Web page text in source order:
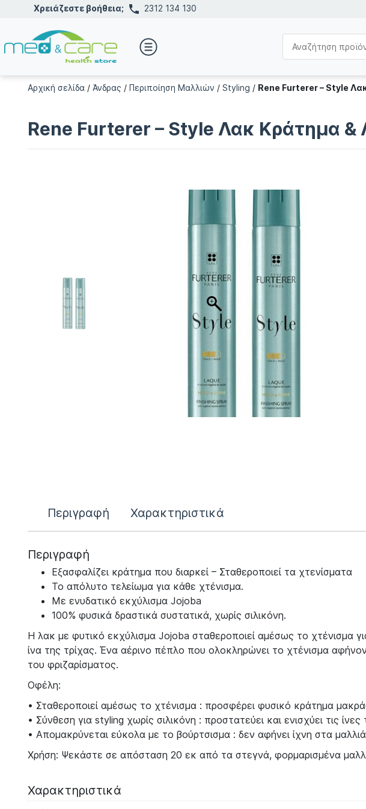
Χρειάζεστε βοήθεια; 2312 134 130
Αρχική σελίδα/ Άνδρας / Περιποίηση Μαλλιών / Styling / Rene Furterer – Style
Rene Furterer – Style Λακ Κράτημα
Περιγραφή Χαρακτηριστικά
Περιγραφή
Εξασφαλίζει κράτημα που διαρκεί – Σταθεροποιεί τα χτενίσματα
Το απόλυτο τελείωμα για κάθε χτένισμα.
Με ενυδατικό εκχύλισμα Jojoba
100% φυσικά δραστικά συστατικά, χωρίς σιλικόνη.
Η λακ με φυτικό εκχύλισμα Jojoba σταθεροποιεί αμέσως το χτένισμα
ίνα της τρίχας. Ένα αέρινο πέπλο που ολοκληρώνει το χτένισμα
του φριζαρίσματος.
Οφέλη:
• Σταθεροποιεί αμέσως το χτένισμα : προσφέρει φυσικό κράτημα
• Σύνθεση για styling χωρίς σιλικόνη : προστατεύει και ενισχύει τις ίνες
• Απομακρύνεται εύκολα με το βούρτσισμα : δεν αφήνει ίχνη στα
Χρήση: Ψεκάστε σε απόσταση 20 εκ από τα στεγνά, φορμαρισμένα
Χαρακτηριστικά